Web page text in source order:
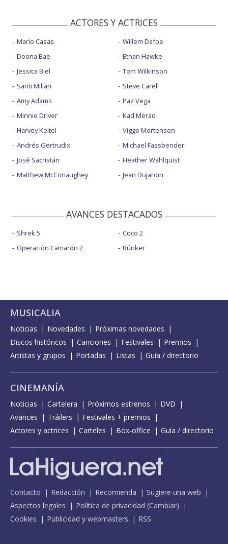
ACTORES Y ACTRICES
Mario Casas
Doona Bae
Jessica Biel
Santi Millán
Amy Adams
Minnie Driver
Harvey Keitel
Andrés Gertrudix
José Sacristán
Matthew McConaughey
Willem Dafoe
Ethan Hawke
Tom Wilkinson
Steve Carell
Paz Vega
Kad Merad
Viggo Mortensen
Michael Fassbender
Heather Wahlquist
Jean Dujardin
AVANCES DESTACADOS
Shrek 5
Operación Camarón 2
Coco 2
Búnker
MUSICALIA
Noticias Novedades
Próximas novedades
Discos históricos
Canciones Festivales
Premios
Artistas y grupos
Portadas Listas Guía / directorio
CINEMANÍA
Noticias Cartelera Próximos estrenos
DVD
Avances
Tráilers
Festivales + premios
Actores y actrices
Carteles Box-office Guía / directorio
Contacto Redacción Recomienda
Sugiere una web
Aspectos legales
Política de privacidad (Cambiar)
Cookies
Publicidad y webmasters RSS